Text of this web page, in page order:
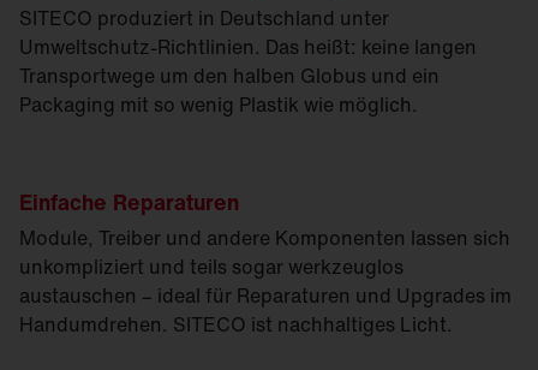
SITECO produziert in Deutschland unter
Umweltschutz-Richtlinien. Das heißt: keine langen
Transportwege um den halben Globus und ein
Packaging mit so wenig Plastik wie möglich.
Einfache Reparaturen
Module, Treiber und andere Komponenten lassen sich
unkompliziert und teils sogar werkzeuglos
austauschen – ideal für Reparaturen und Upgrades im
Handumdrehen. SITECO ist nachhaltiges Licht.